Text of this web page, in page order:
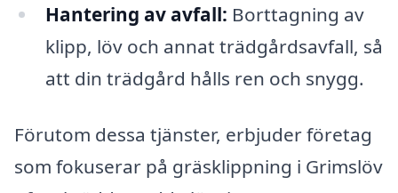
Hantering av avfall: Borttagning av
klipp, löv och annat trädgårdsavfall, så
att din trädgård hålls ren och snygg.
Förutom dessa tjänster, erbjuder företag
som fokuserar på gräsklippning i Grimslöv